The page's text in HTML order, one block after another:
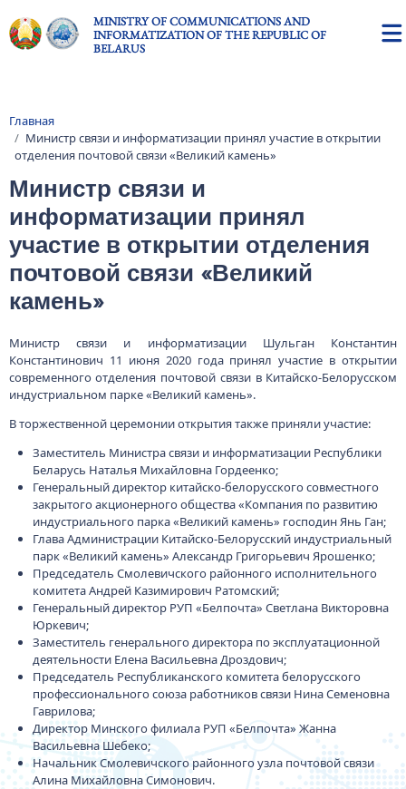
MINISTRY OF COMMUNICATIONS AND
INFORMATIZATION OF THE REPUBLIC OF
BELARUS
Breadcrumb
Главная
Министр связи и информатизации принял участие в открытии
отделения почтовой связи «Великий камень»
Министр связи и
информатизации принял
участие в открытии отделения
почтовой связи «Великий
камень»
Министр связи и информатизации Шульган Константин
Константинович 11 июня 2020 года принял участие в открытии
современного отделения почтовой связи в Китайско-Белорусском
индустриальном парке «Великий камень».
В торжественной церемонии открытия также приняли участие:
Заместитель Министра связи и информатизации Республики
Беларусь Наталья Михайловна Гордеенко;
Генеральный директор китайско-белорусского совместного
закрытого акционерного общества «Компания по развитию
индустриального парка «Великий камень» господин Янь Ган;
Глава Администрации Китайско-Белорусский индустриальный
парк «Великий камень» Александр Григорьевич Ярошенко;
Председатель Смолевичского районного исполнительного
комитета Андрей Казимирович Ратомский;
Генеральный директор РУП «Белпочта» Светлана Викторовна
Юркевич;
Заместитель генерального директора по эксплуатационной
деятельности Елена Васильевна Дроздович;
Председатель Республиканского комитета белорусского
профессионального союза работников связи Нина Семеновна
Гаврилова;
Директор Минского филиала РУП «Белпочта» Жанна
Васильевна Шебеко;
Начальник Смолевичского районного узла почтовой связи
Алина Михайловна Симонович.